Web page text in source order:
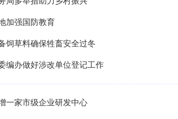
加强国防教育
饲草料确保牲畜安全过冬
编办做好涉改单位登记工作
一家市级企业研发中心